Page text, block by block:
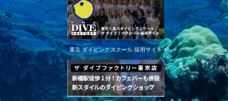
東京 ダイビングスクール 採用サイト